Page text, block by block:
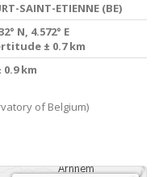
SAINT-ETIENNE (BE)
N, 4.572° E
± 0.7 km
0.9 km
of Belgium)